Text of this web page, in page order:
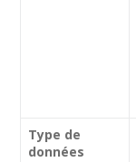
Type de
données